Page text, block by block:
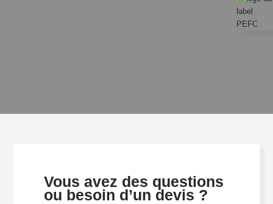
Vous avez des questions
ou besoin d’un devis ?